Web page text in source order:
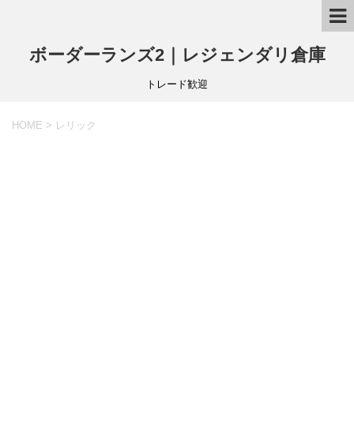
ボーダーランズ2｜レジェンダリ倉庫
トレード歓迎
HOME > レリック